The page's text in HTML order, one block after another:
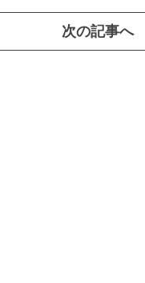
次の記事へ